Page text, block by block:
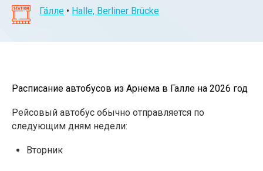
Га́лле • Halle, Berliner Brücke
Расписание автобусов из Арнема в Галле на 2026 год
Рейсовый автобус обычно отправляется по
следующим дням недели:
Вторник